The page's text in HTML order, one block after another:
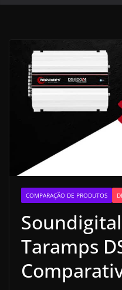
COMPARAÇÃO DE PRODUTOS
Taramps